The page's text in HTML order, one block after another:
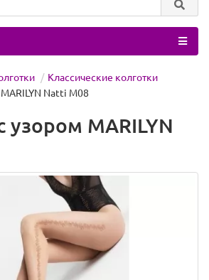
Классические колготки
Natti M08
узором MARILYN